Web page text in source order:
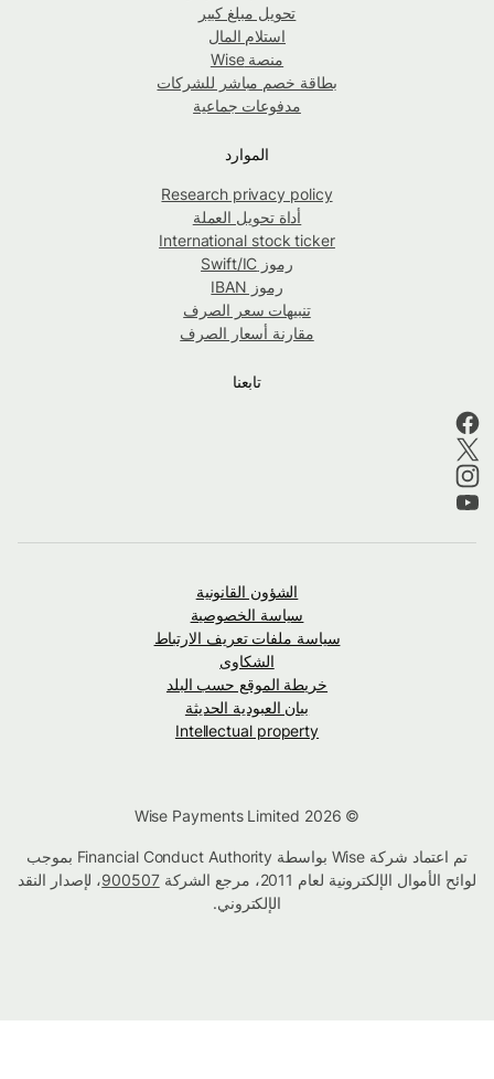
تحويل مبلغ كبير
استلام المال
منصة Wise
بطاقة خصم مباشر للشركات
مدفوعات جماعية
الموارد
Research privacy policy
أداة تحويل العملة
International stock ticker
رموز Swift/IC
رموز IBAN
تنبيهات سعر الصرف
مقارنة أسعار الصرف
تابعنا
الشؤون القانونية
سياسة الخصوصية
سياسة ملفات تعريف الارتباط
الشكاوى
خريطة الموقع حسب البلد
بيان العبودية الحديثة
Intellectual property
تم اعتماد شركة Wise بواسطة Financial Conduct Authority بموجب
لوائح الأموال الإلكترونية لعام 2011، مرجع الشركة
900507، لإصدار النقد
الإلكتروني.